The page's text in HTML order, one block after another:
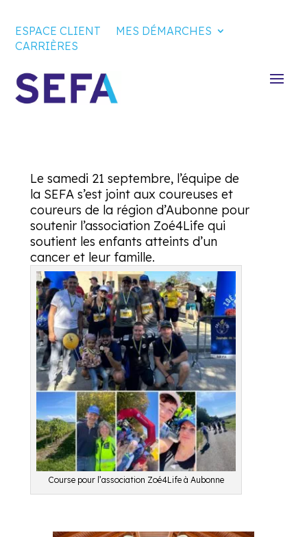
ESPACE CLIENT
MES DÉMARCHES
CARRIÈRES
Le samedi 21 septembre, l’équipe de
la SEFA s’est joint aux coureuses et
coureurs de la région d’Aubonne pour
soutenir l’association Zoé4Life qui
soutient les enfants atteints d’un
cancer et leur famille.
Course pour l’association Zoé4Life à Aubonne